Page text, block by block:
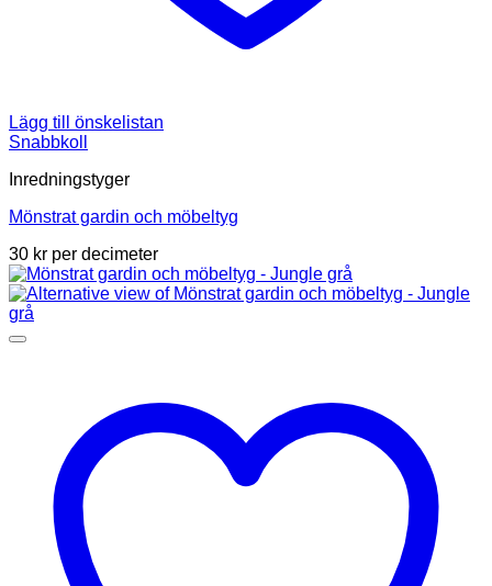
Lägg till önskelistan
Snabbkoll
Inredningstyger
Mönstrat gardin och möbeltyg
30 kr per decimeter